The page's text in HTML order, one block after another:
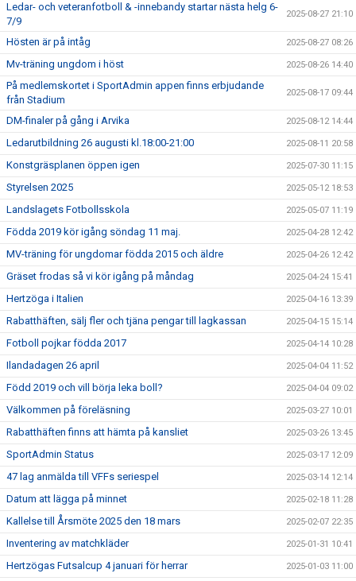
Ledar- och veteranfotboll & -innebandy startar nästa helg 6-
7/9
2025-08-27 21:10
Hösten är på intåg 2025-08-27 08:26
Mv-träning ungdom i höst 2025-08-26 14:40
På medlemskortet i SportAdmin appen finns erbjudande
från Stadium
2025-08-17 09:44
DM-finaler på gång i Arvika 2025-08-12 14:44
Ledarutbildning 26 augusti kl.18:00-21:00 2025-08-11 20:58
Konstgräsplanen öppen igen 2025-07-30 11:15
Styrelsen 2025 2025-05-12 18:53
Landslagets Fotbollsskola 2025-05-07 11:19
Födda 2019 kör igång söndag 11 maj. 2025-04-28 12:42
MV-träning för ungdomar födda 2015 och äldre 2025-04-26 12:42
Gräset frodas så vi kör igång på måndag 2025-04-24 15:41
Hertzöga i Italien 2025-04-16 13:39
Rabatthäften, sälj fler och tjäna pengar till lagkassan 2025-04-15 15:14
Fotboll pojkar födda 2017 2025-04-14 10:28
Ilandadagen 26 april 2025-04-04 11:52
Född 2019 och vill börja leka boll? 2025-04-04 09:02
Välkommen på föreläsning 2025-03-27 10:01
Rabatthäften finns att hämta på kansliet 2025-03-26 13:45
SportAdmin Status 2025-03-17 12:09
47 lag anmälda till VFFs seriespel 2025-03-14 12:14
Datum att lägga på minnet 2025-02-18 11:28
Kallelse till Årsmöte 2025 den 18 mars 2025-02-07 22:35
Inventering av matchkläder 2025-01-31 10:41
Hertzögas Futsalcup 4 januari för herrar 2025-01-03 11:00